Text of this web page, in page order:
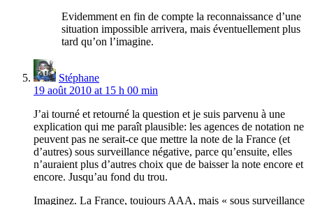
Evidemment en fin de compte la reconnaissance d’une
situation impossible arrivera, mais éventuellement plus
tard qu’on l’imagine.
Stéphane
19 août 2010 at 15 h 00 min
J’ai tourné et retourné la question et je suis parvenu à une
explication qui me paraît plausible: les agences de notation ne
peuvent pas ne serait-ce que mettre la note de la France (et
d’autres) sous surveillance négative, parce qu’ensuite, elles
n’auraient plus d’autres choix que de baisser la note encore et
encore. Jusqu’au fond du trou.
Imaginez. La France, toujours AAA, mais « sous surveillance